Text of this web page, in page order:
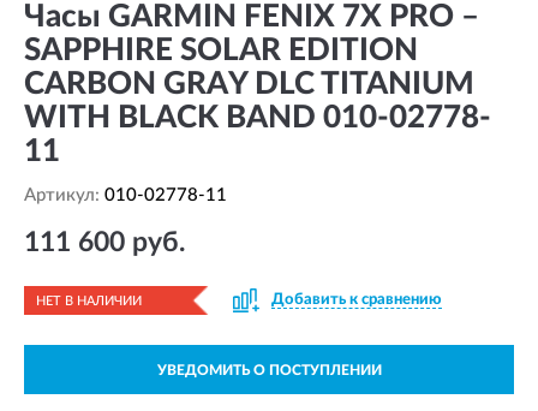
Часы GARMIN FENIX 7X PRO –
SAPPHIRE SOLAR EDITION
CARBON GRAY DLC TITANIUM
WITH BLACK BAND 010-02778-
11
Артикул: 010-02778-11
111 600 руб.
НЕТ В НАЛИЧИИ Добавить к сравнению
УВЕДОМИТЬ О ПОСТУПЛЕНИИ